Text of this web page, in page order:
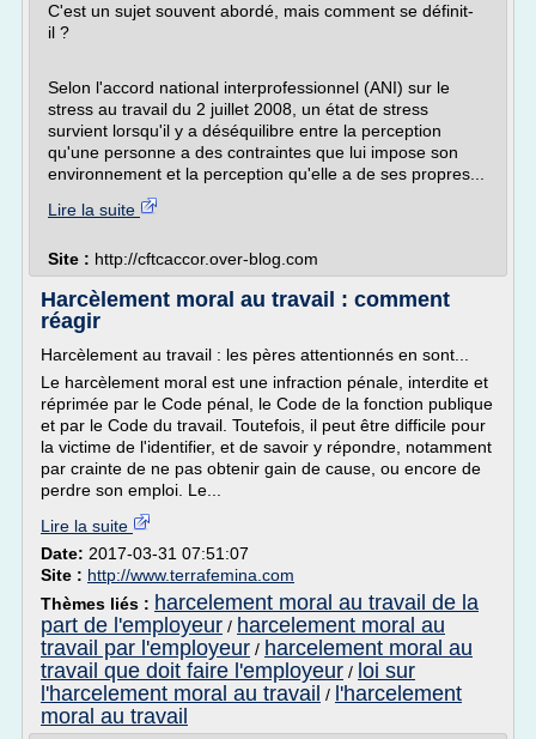
C'est un sujet souvent abordé, mais comment se définit-
il ?
Selon l'accord national interprofessionnel (ANI) sur le
stress au travail du 2 juillet 2008, un état de stress
survient lorsqu'il y a déséquilibre entre la perception
qu'une personne a des contraintes que lui impose son
environnement et la perception qu'elle a de ses propres...
Lire la suite
Site : http://cftcaccor.over-blog.com
Harcèlement moral au travail : comment
réagir
Harcèlement au travail : les pères attentionnés en sont...
Le harcèlement moral est une infraction pénale, interdite et
réprimée par le Code pénal, le Code de la fonction publique
et par le Code du travail. Toutefois, il peut être difficile pour
la victime de l'identifier, et de savoir y répondre, notamment
par crainte de ne pas obtenir gain de cause, ou encore de
perdre son emploi. Le...
Lire la suite
Date: 2017-03-31 07:51:07
Site : http://www.terrafemina.com
Thèmes liés : harcelement moral au travail de la
part de l'employeur / harcelement moral au
travail par l'employeur / harcelement moral au
travail que doit faire l'employeur / loi sur
l'harcelement moral au travail / l'harcelement
moral au travail